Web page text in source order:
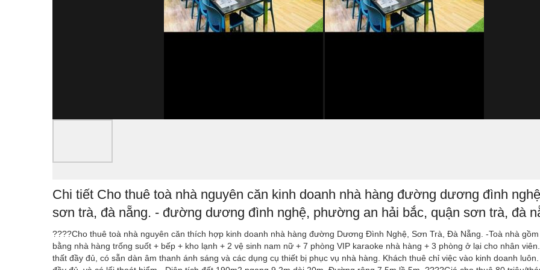
Chi tiết Cho thuê toà nhà nguyên căn kinh doanh nhà hàng đường dương đình
sơn trà, đà nẵng. - đường dương đình nghệ, phường an hải bắc, quận sơn trà, đà
????Cho thuê toà nhà nguyên căn thích hợp kinh doanh nhà hàng đường Dương Đình Nghệ, Sơn Trà, Đà Nẵng. -Toà nhà
bằng nhà hàng trống suốt + bếp + kho lạnh + 2 vệ sinh nam nữ + 7 phòng VIP karaoke nhà hàng + 3 phòng ở lại cho nhân
thất đầy đủ, có sẵn dàn âm thanh ánh sáng và các dụng cụ thiết bị phục vụ nhà hàng. Khách thuê chỉ việc vào kinh doanh luôn.